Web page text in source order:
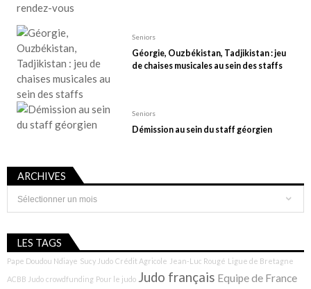
Seniors
Géorgie, Ouzbékistan, Tadjikistan : jeu
de chaises musicales au sein des staffs
Seniors
Démission au sein du staff géorgien
ARCHIVES
Archives
LES TAGS
Pape Doudou Ndiaye Sucy Judo Crédit Agricole Jean-Luc Rougé Ligue de Bretagne
ACBB Judo crowdfunding Pour le judo Judo français Equipe de France